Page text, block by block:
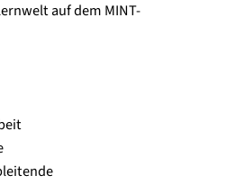
auf dem MINT-